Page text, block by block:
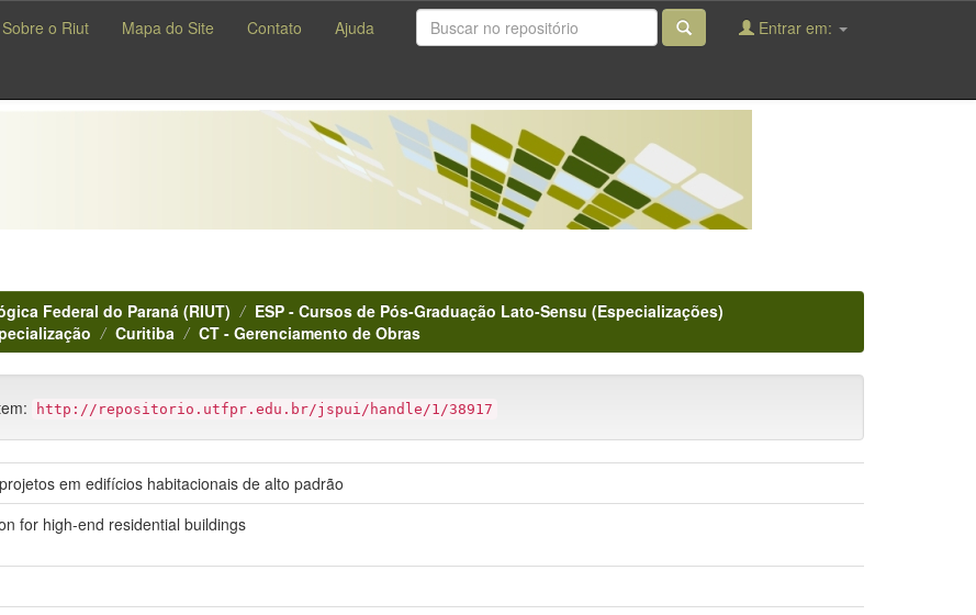
Sobre o Riut Mapa do Site Contato Ajuda Entrar em:
Federal do Paraná (RIUT)
ESP - Cursos de Pós-Graduação Lato-Sensu (Especializações)
Curitiba CT - Gerenciamento de Obras
http://repositorio.utfpr.edu.br/jspui/handle/1/38917
em edifícios habitacionais de alto padrão
for high-end residential buildings